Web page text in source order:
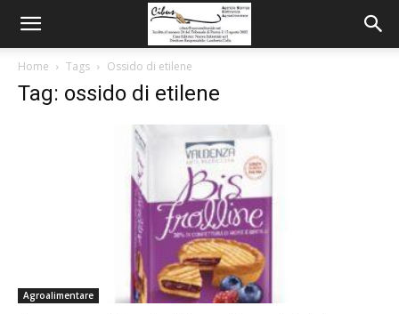
Home Tags Ossido di etilene
Tag: ossido di etilene
Agroalimentare